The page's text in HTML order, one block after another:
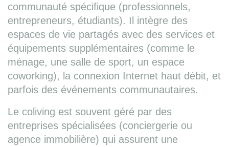
communauté spécifique (professionnels,
entrepreneurs, étudiants). Il intègre des
espaces de vie partagés avec des services et
équipements supplémentaires (comme le
ménage, une salle de sport, un espace
coworking), la connexion Internet haut débit, et
parfois des événements communautaires.
Le coliving est souvent géré par des
entreprises spécialisées (conciergerie ou
agence immobilière) qui assurent une